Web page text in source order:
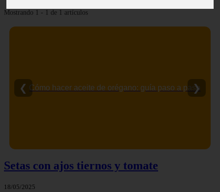
Mostrando 1 - 1 de 1 artículos
Cómo hacer aceite de orégano: guía paso a paso
❮ ❯
Setas con ajos tiernos y tomate
18/05/2025